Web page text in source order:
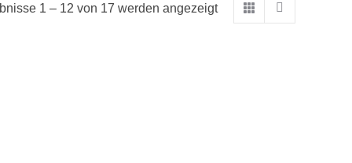
1 – 12 von 17 werden angezeigt